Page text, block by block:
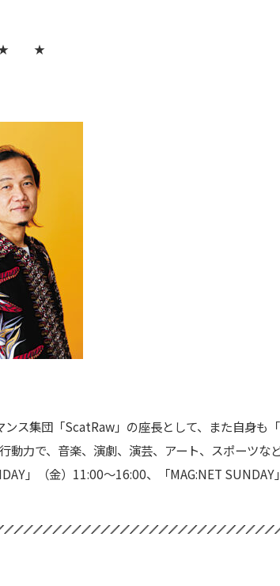
★
ス集団「ScatRaw」の座長として、また自身も
力で、音楽、演劇、演芸、アート、スポーツな
」（金）11:00～16:00、「MAG:NET